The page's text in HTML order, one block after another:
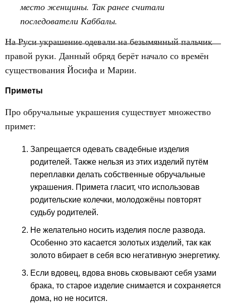
место женщины. Так ранее считали
последователи Каббалы.
На Руси украшение одевали на безымянный пальчик
правой руки. Данный обряд берёт начало со времён
существования Йосифа и Марии.
Приметы
Про обручальные украшения существует множество
примет:
Запрещается одевать свадебные изделия
родителей. Также нельзя из этих изделий путём
переплавки делать собственные обручальные
украшения. Примета гласит, что использовав
родительские колечки, молодожёны повторят
судьбу родителей.
Не желательно носить изделия после развода.
Особенно это касается золотых изделий, так как
золото вбирает в себя всю негативную энергетику.
Если вдовец, вдова вновь сковывают себя узами
брака, то старое изделие снимается и сохраняется
дома, но не носится.